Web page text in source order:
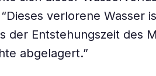
verlorene Wasser
der Entstehungszeit des
abgelagert.”